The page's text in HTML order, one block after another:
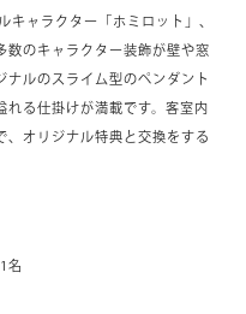
キャラクター「ホミロット」、
数のキャラクター装飾が壁や窓
ナルのスライム型のペンダント
れる仕掛けが満載です。客室内
、オリジナル特典と交換をする
名